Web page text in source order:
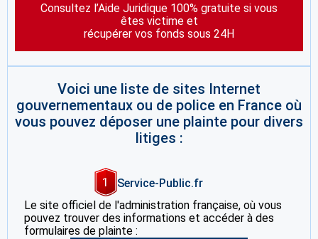
Consultez l’Aide Juridique 100% gratuite si vous
êtes victime et
récupérer vos fonds sous 24H
Voici une liste de sites Internet
gouvernementaux ou de police en France où
vous pouvez déposer une plainte pour divers
litiges :
1
Service-Public.fr
Le site officiel de l'administration française, où vous
pouvez trouver des informations et accéder à des
formulaires de plainte :